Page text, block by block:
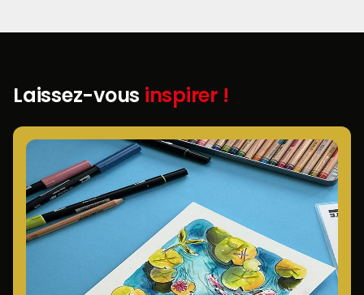
Laissez-vous inspirer !